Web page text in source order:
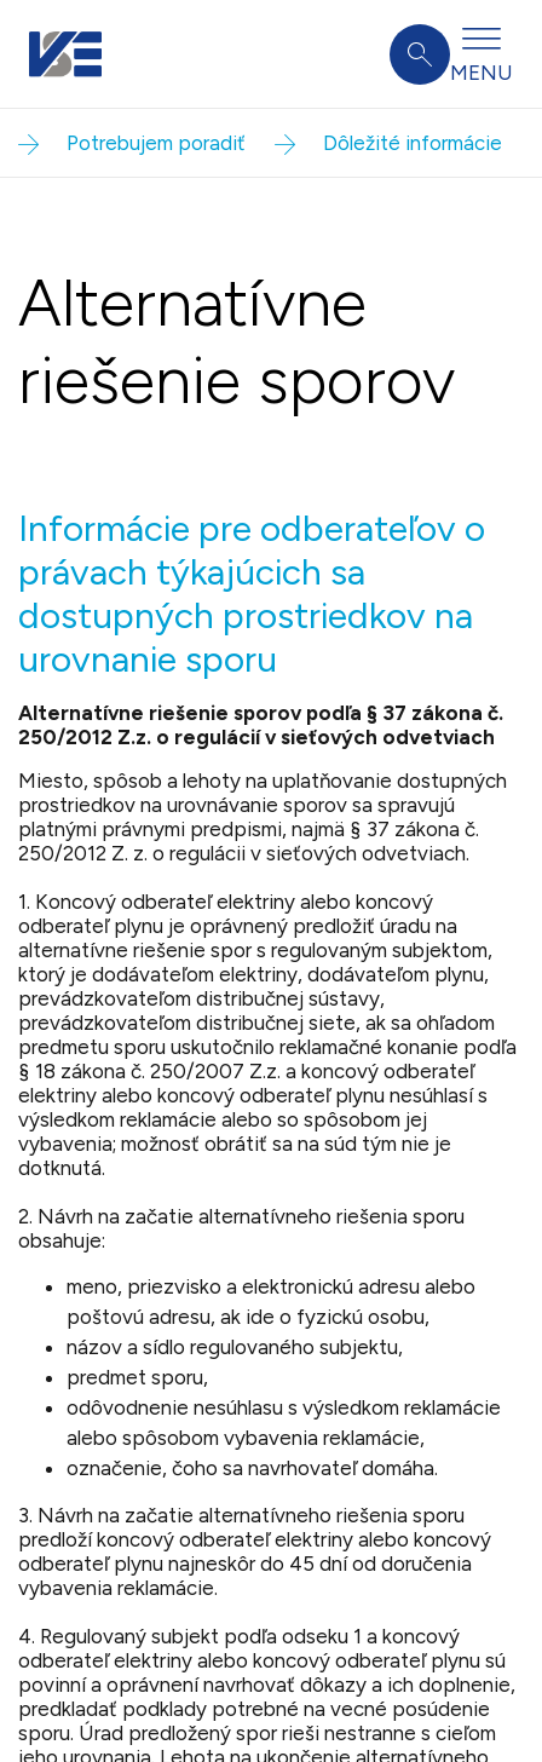
MENU
Potrebujem poradiť Dôležité informácie
Alternatívne
riešenie sporov
Informácie pre odberateľov o
právach týkajúcich sa
dostupných prostriedkov na
urovnanie sporu
Alternatívne riešenie sporov podľa § 37 zákona č.
250/2012 Z.z. o regulácií v sieťových odvetviach
Miesto, spôsob a lehoty na uplatňovanie dostupných
prostriedkov na urovnávanie sporov sa spravujú
platnými právnymi predpismi, najmä § 37 zákona č.
250/2012 Z. z. o regulácii v sieťových odvetviach.
1. Koncový odberateľ elektriny alebo koncový
odberateľ plynu je oprávnený predložiť úradu na
alternatívne riešenie spor s regulovaným subjektom,
ktorý je dodávateľom elektriny, dodávateľom plynu,
prevádzkovateľom distribučnej sústavy,
prevádzkovateľom distribučnej siete, ak sa ohľadom
predmetu sporu uskutočnilo reklamačné konanie podľa
§ 18 zákona č. 250/2007 Z.z. a koncový odberateľ
elektriny alebo koncový odberateľ plynu nesúhlasí s
výsledkom reklamácie alebo so spôsobom jej
vybavenia; možnosť obrátiť sa na súd tým nie je
dotknutá.
2. Návrh na začatie alternatívneho riešenia sporu
obsahuje:
meno, priezvisko a elektronickú adresu alebo
poštovú adresu, ak ide o fyzickú osobu,
názov a sídlo regulovaného subjektu,
predmet sporu,
odôvodnenie nesúhlasu s výsledkom reklamácie
alebo spôsobom vybavenia reklamácie,
označenie, čoho sa navrhovateľ domáha.
3. Návrh na začatie alternatívneho riešenia sporu
predloží koncový odberateľ elektriny alebo koncový
odberateľ plynu najneskôr do 45 dní od doručenia
vybavenia reklamácie.
4. Regulovaný subjekt podľa odseku 1 a koncový
odberateľ elektriny alebo koncový odberateľ plynu sú
povinní a oprávnení navrhovať dôkazy a ich doplnenie,
predkladať podklady potrebné na vecné posúdenie
sporu. Úrad predložený spor rieši nestranne s cieľom
jeho urovnania. Lehota na ukončenie alternatívneho